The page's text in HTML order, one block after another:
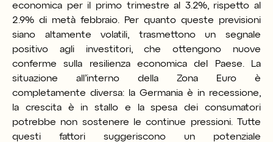
economica per il primo trimestre al 3.2%, rispetto al
2.9% di metà febbraio. Per quanto queste previsioni
siano altamente volatili, trasmettono un segnale
positivo agli investitori, che ottengono nuove
conferme sulla resilienza economica del Paese. La
situazione all’interno della Zona Euro è
completamente diversa: la Germania è in recessione,
la crescita è in stallo e la spesa dei consumatori
potrebbe non sostenere le continue pressioni. Tutte
questi fattori suggeriscono un potenziale